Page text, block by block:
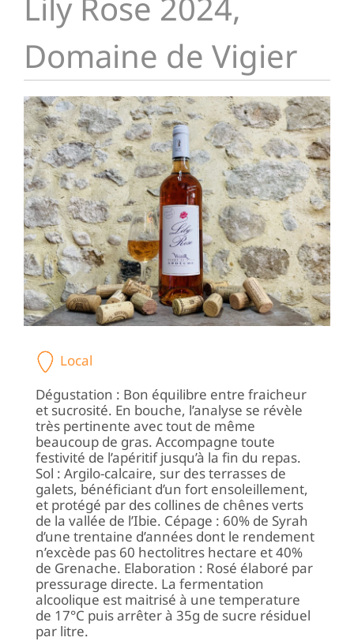
Domaine de Vigier
Local
Dégustation : Bon équilibre entre fraicheur
et sucrosité. En bouche, l’analyse se révèle
très pertinente avec tout de même
beaucoup de gras. Accompagne toute
festivité de l’apéritif jusqu’à la fin du repas.
Sol : Argilo-calcaire, sur des terrasses de
galets, bénéficiant d’un fort ensoleillement,
et protégé par des collines de chênes verts
de la vallée de l’Ibie. Cépage : 60% de Syrah
d’une trentaine d’années dont le rendement
n’excède pas 60 hectolitres hectare et 40%
de Grenache. Elaboration : Rosé élaboré par
pressurage directe. La fermentation
alcoolique est maitrisé à une temperature
de 17°C puis arrêter à 35g de sucre résiduel
par litre.